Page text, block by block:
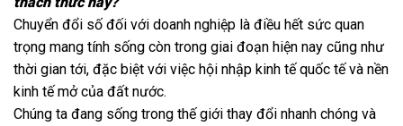
Chuyển đổi số đối với doanh nghiệp là điều hết sức quan
trọng mang tính sống còn trong giai đoạn hiện nay cũng như
thời gian tới, đặc biệt với việc hội nhập kinh tế quốc tế và nền
kinh tế mở của đất nước.
Chúng ta đang sống trong thế giới thay đổi nhanh chóng và